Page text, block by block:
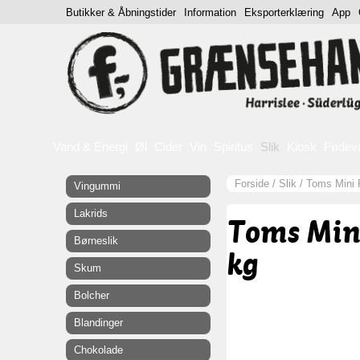
Slik
Forside / Slik / Toms Mini
Toms
kg
Vingummi
Lakrids
Børneslik
Skum
Bolcher
Blandinger
Chokolade
Butikker & Åbningstider Information Eksporterklæring App